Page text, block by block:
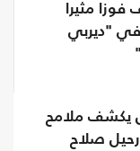
مثيرا
في "ديربي
يكشف ملامح
رحيل صلاح